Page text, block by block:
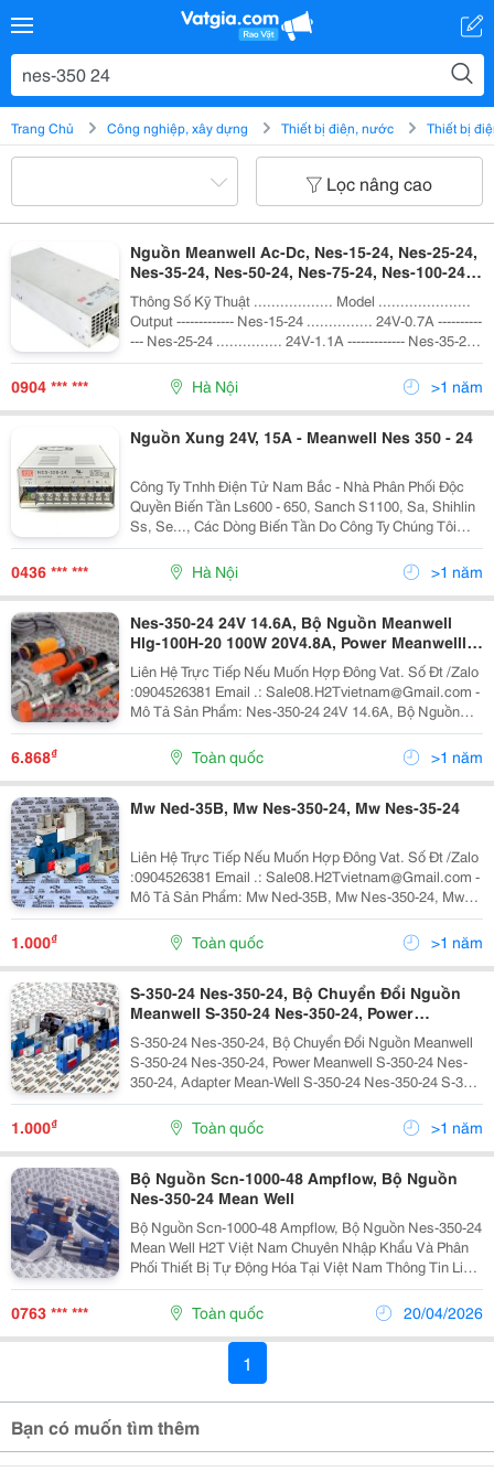
Trang Chủ Công nghiệp, xây dựng Thiết bị điện, nước Thiết bị
Lọc nâng cao
Nguồn Meanwell Ac-Dc, Nes-15-24, Nes-25-24,
Nes-35-24, Nes-50-24, Nes-75-24, Nes-100-24,
Nes-150-24, Nes-350-24, Se-600-24, Se-1000-
24, Se-1500-24, Chi-0904.386.416
Thông Số Kỹ Thuật .................. Model .....................
Output ------------- Nes-15-24 ............... 24V-0.7A ----------
--- Nes-25-24 ............... 24V-1.1A ------------- Nes-35-24
............... 24V-1.5A ------------- Ne
0904 *** *** Hà Nội >1 năm
Nguồn Xung 24V, 15A - Meanwell Nes 350 - 24
Công Ty Tnhh Điện Tử Nam Bắc - Nhà Phân Phối Độc
Quyền Biến Tần Ls600 - 650, Sanch S1100, Sa, Shihlin
Ss, Se..., Các Dòng Biến Tần Do Công Ty Chúng Tôi
Phân Phối: + Biến Tần Ls: - Ls600 2001N/Sn1;
2002N/Sn1; 2003N/Sn1 - Ls600 4001N/Sn1, 4
002N/Sn1; 4
0436 *** *** Hà Nội >1 năm
Nes-350-24 24V 14.6A, Bộ Nguồn Meanwell
Hlg-100H-20 100W 20V4.8A, Power Meanwelll
S-350-12 Nes-350-12
Liên Hệ Trực Tiếp Nếu Muốn Hợp Đông Vat. Số Đt /Zalo
:0904526381 Email .: Sale08.H2Tvietnam@Gmail.com -
Mô Tả Sản Phẩm: Nes-350-24 24V 14.6A, Bộ Nguồn
Meanwell Hlg-100H-20 100W 20V4.8A, Power Meanwelll
6.868₫ Toàn quốc >1 năm
Mw Ned-35B, Mw Nes-350-24, Mw Nes-35-24
Liên Hệ Trực Tiếp Nếu Muốn Hợp Đông Vat. Số Đt /Zalo
:0904526381 Email .: Sale08.H2Tvietnam@Gmail.com -
Mô Tả Sản Phẩm: Mw Ned-35B, Mw Nes-350-24, Mw
Nes-35-24 Mw Power Nes-150-24, Mw S-25-12, Mw
1.000₫ Toàn quốc >1 năm
S-350-24 Nes-350-24, Bộ Chuyển Đổi Nguồn
Meanwell S-350-24 Nes-350-24, Power
Meanwell S-350-24 Nes-350-24, Adapter Mean-
Well S-350-24 Nes-350-24
S-350-24 Nes-350-24, Bộ Chuyển Đổi Nguồn Meanwell
S-350-24 Nes-350-24, Power Meanwell S-350-24 Nes-
350-24, Adapter Mean-Well S-350-24 Nes-350-24 S-350-
27 27V 13A Nes-350-27, Bộ Chuyển Đổi Nguồn
Meanwell S-350-27 27V 13A Nes-350-27, Power...
1.000₫ Toàn quốc >1 năm
Bộ Nguồn Scn-1000-48 Ampflow, Bộ Nguồn
Nes-350-24 Mean Well
Bộ Nguồn Scn-1000-48 Ampflow, Bộ Nguồn Nes-350-24
Mean Well H2T Việt Nam Chuyên Nhập Khẩu Và Phân
Phối Thiết Bị Tự Động Hóa Tại Việt Nam Thông Tin Liên
Hệ: Dt/Zalo:0763836381 Email:
Sale18.H2T@Gmail.com Hht-H2T Vietnam Chuyên
Cung...
0763 *** *** Toàn quốc 20/04/2026
1
Bạn có muốn tìm thêm